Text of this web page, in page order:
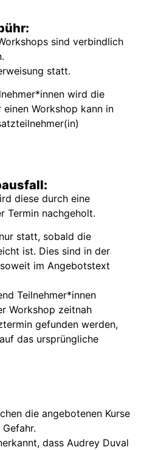
sind verbindlich
statt.
wird die
Workshop kann in
diese durch eine
Termin nachgeholt.
statt, sobald die
ist. Dies sind in der
im Angebotstext
Teilnehmer*innen
Workshop zeitnah
gefunden werden,
das ursprüngliche
die angebotenen Kurse
dass Audrey Duval